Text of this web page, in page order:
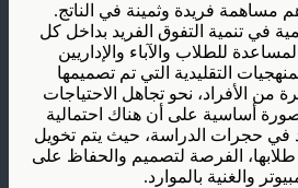
فريدة وثمينة في الناتج.
في تنمية التفوق الفريد بداخل كل
للطلاب والآباء والإداريين
التقليدية التي تم تصميمها
الأفراد، نحو تجاهل الاحتياجات
أساسية على أن هناك احتمالية
في حجرات الدراسة، حيث يتم تخويل
طلابها، الفرصة لتصميم والحفاظ على
والغنية بالموارد.